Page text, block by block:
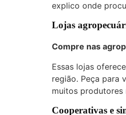
explico onde
Lojas
Compre nas
Essas lojas
região. Peça para
muitos produtores
Cooperativas e